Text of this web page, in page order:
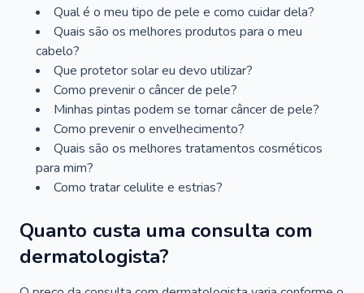
Qual é o meu tipo de pele e como cuidar dela?
Quais são os melhores produtos para o meu
cabelo?
Que protetor solar eu devo utilizar?
Como prevenir o câncer de pele?
Minhas pintas podem se tornar câncer de pele?
Como prevenir o envelhecimento?
Quais são os melhores tratamentos cosméticos
para mim?
Como tratar celulite e estrias?
Quanto custa uma consulta com
dermatologista?